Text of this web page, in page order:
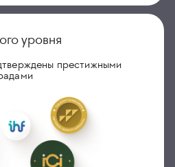
уровня
престижными